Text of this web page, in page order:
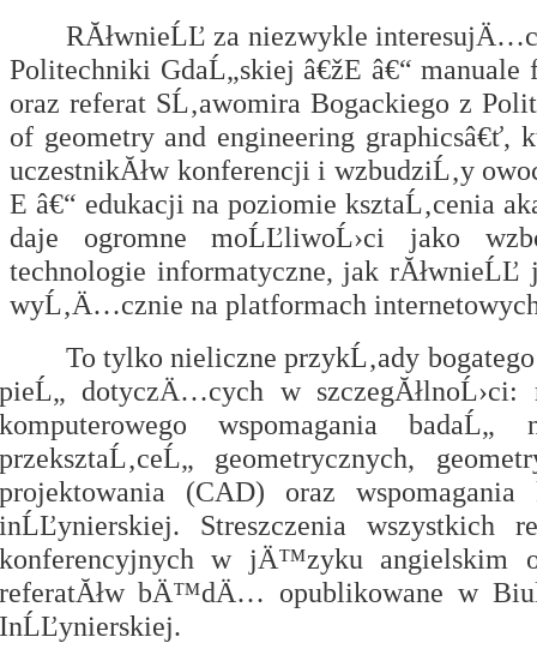
RĂłwnieĹĽ za niezwykle
Politechniki GdaĹ„skiej â€žE â€“
oraz referat SĹ‚awomira Bogackiego z
of geometry and engineering
uczestnikĂłw konferencji i wzbudziĹ‚y
E â€“ edukacji na poziomie ksztaĹ‚cenia
daje ogromne moĹĽliwoĹ›ci jako
technologie informatyczne, jak
wyĹ‚Ä…cznie na platformach
To tylko nieliczne przykĹ‚ady
dotyczÄ…cych w
wspomagania
geometrycznych,
(CAD) oraz
Streszczenia wszystkich
w jÄ™zyku angielskim
bÄ™dÄ… opublikowane w